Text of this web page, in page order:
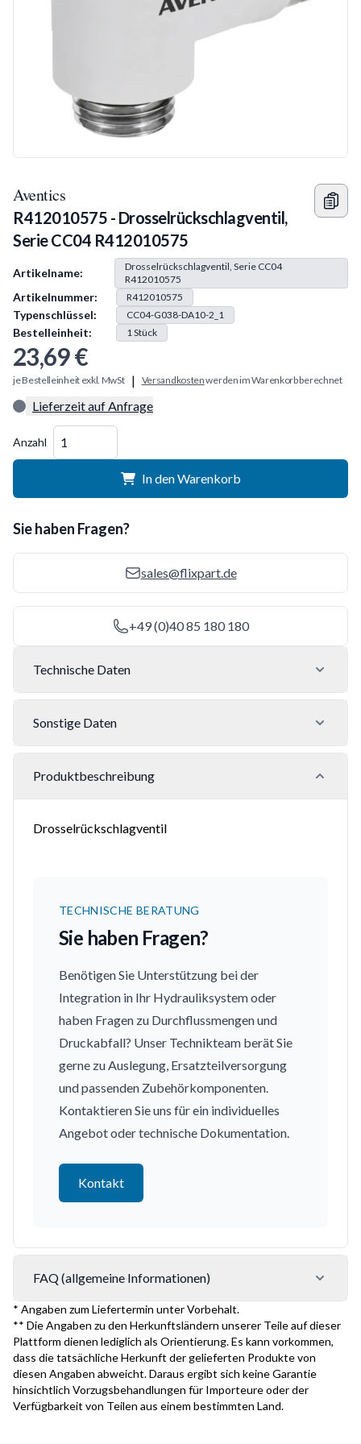
Aventics
R412010575 - Drosselrückschlagventil,
Serie CC04 R412010575
Produkt Information
Artikelname:
Drosselrückschlagventil, Serie CC04
R412010575
Artikelnummer: R412010575
Typenschlüssel: CC04-G038-DA10-2_1
Bestelleinheit: 1Stück
23,69 €
je Bestelleinheit exkl. MwSt | Versandkostenwerden im Warenkorb berechnet
Lieferzeit auf Anfrage
Anzahl
In den Warenkorb
Sie haben Fragen?
sales@flixpart.de
+49 (0)40 85 180 180
Technische Daten
Sonstige Daten
Produktbeschreibung
Drosselrückschlagventil
TECHNISCHE BERATUNG
Sie haben Fragen?
Benötigen Sie Unterstützung bei der
Integration in Ihr Hydrauliksystem oder
haben Fragen zu Durchflussmengen und
Druckabfall? Unser Technikteam berät Sie
gerne zu Auslegung, Ersatzteilversorgung
und passenden Zubehörkomponenten.
Kontaktieren Sie uns für ein individuelles
Angebot oder technische Dokumentation.
Kontakt
FAQ (allgemeine Informationen)
* Angaben zum Liefertermin unter Vorbehalt.
** Die Angaben zu den Herkunftsländern unserer Teile auf dieser
Plattform dienen lediglich als Orientierung. Es kann vorkommen,
dass die tatsächliche Herkunft der gelieferten Produkte von
diesen Angaben abweicht. Daraus ergibt sich keine Garantie
hinsichtlich Vorzugsbehandlungen für Importeure oder der
Verfügbarkeit von Teilen aus einem bestimmten Land.